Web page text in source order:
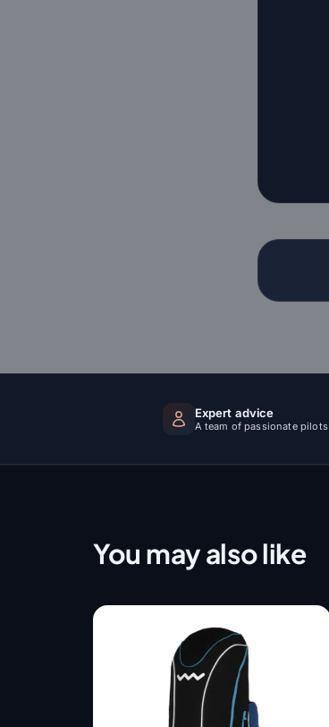
Expert advice
A team of passionate pilots
You may also like